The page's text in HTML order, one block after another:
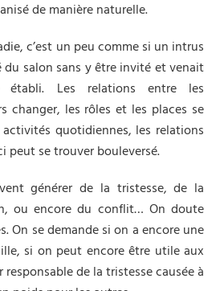
de manière naturelle.
c’est un peu comme si un intrus
du salon sans y être invité et venait
établi. Les relations entre les
changer, les rôles et les places se
quotidiennes, les relations
peut se trouver bouleversé.
générer de la tristesse, de la
ou encore du conflit… On doute
On se demande si on a encore une
si on peut encore être utile aux
de la tristesse causée à